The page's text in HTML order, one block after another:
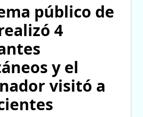
público de
4
y el
visitó a